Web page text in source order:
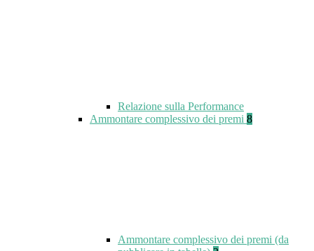
Relazione sulla Performance
Ammontare complessivo dei premi 8
Ammontare complessivo dei premi (da